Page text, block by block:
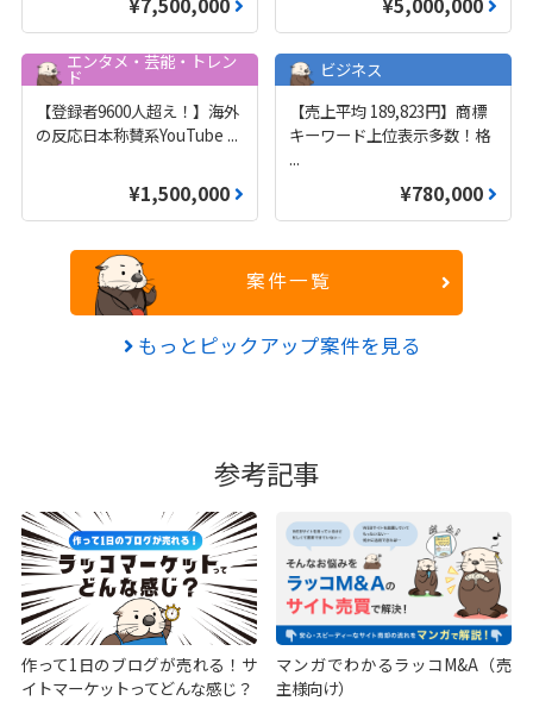
エンタメ・芸能・トレン
ド
【登録者9600人超え！】海外
の反応日本称賛系YouTube ...
¥1,500,000
ビジネス
【売上平均 189,823円】商標
キーワード上位表示多数！格
...
¥780,000
案件一覧
もっとピックアップ案件を見る
参考記事
作って1日のブログが売れる！サ
イトマーケットってどんな感じ？
マンガでわかるラッコM&A（売
主様向け）